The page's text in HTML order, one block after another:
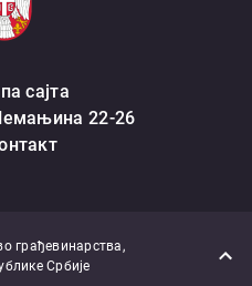
сајта
22-26
грађевинарства,
Србије